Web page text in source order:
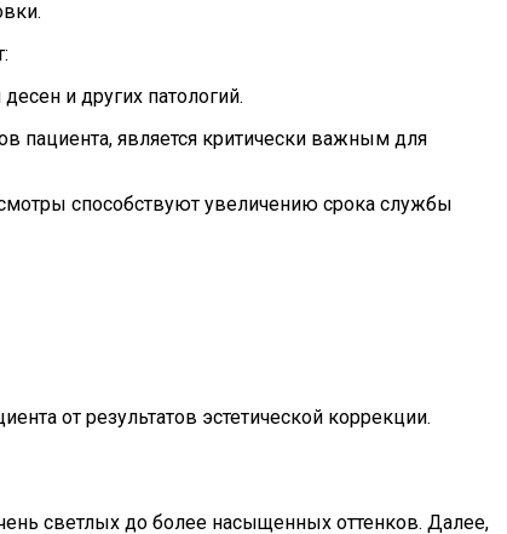
и других патологий.
пациента, является критически важным для
способствуют увеличению срока службы
от результатов эстетической коррекции.
светлых до более насыщенных оттенков. Далее,